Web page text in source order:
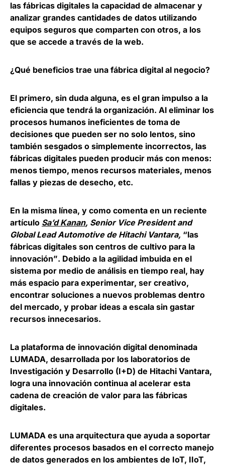
las fábricas digitales la capacidad de almacenar y
analizar grandes cantidades de datos utilizando
equipos seguros que comparten con otros, a los
que se accede a través de la web.
¿Qué beneficios trae una fábrica digital al negocio?
El primero, sin duda alguna, es el gran impulso a la
eficiencia que tendrá la organización. Al eliminar los
procesos humanos ineficientes de toma de
decisiones que pueden ser no solo lentos, sino
también sesgados o simplemente incorrectos, las
fábricas digitales pueden producir más con menos:
menos tiempo, menos recursos materiales, menos
fallas y piezas de desecho, etc.
En la misma línea, y como comenta en un reciente
artículo Sa’d Kanan, Senior Vice President and
Global Lead Automotive de Hitachi Vantara, “las
fábricas digitales son centros de cultivo para la
innovación”. Debido a la agilidad imbuida en el
sistema por medio de análisis en tiempo real, hay
más espacio para experimentar, ser creativo,
encontrar soluciones a nuevos problemas dentro
del mercado, y probar ideas a escala sin gastar
recursos innecesarios.
La plataforma de innovación digital denominada
LUMADA, desarrollada por los laboratorios de
Investigación y Desarrollo (I+D) de Hitachi Vantara,
logra una innovación continua al acelerar esta
cadena de creación de valor para las fábricas
digitales.
LUMADA es una arquitectura que ayuda a soportar
diferentes procesos basados en el correcto manejo
de datos generados en los ambientes de IoT, IIoT,